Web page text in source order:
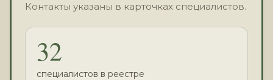
Контакты указаны в карточках специалистов.
32
специалистов в реестре